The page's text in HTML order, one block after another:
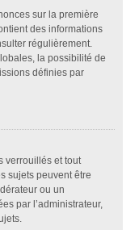
sur la première
des informations
régulièrement.
la possibilité de
définies par
verrouillés et tout
sujets peuvent être
ou un
par l’administrateur,